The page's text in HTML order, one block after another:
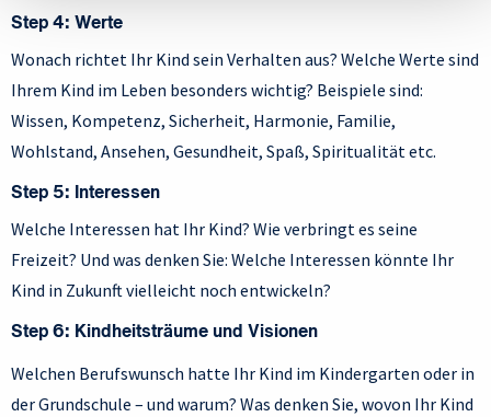
Step 4: Werte
Wonach richtet Ihr Kind sein Verhalten aus? Welche Werte sind
Ihrem Kind im Leben besonders wichtig? Beispiele sind:
Wissen, Kompetenz, Sicherheit, Harmonie, Familie,
Wohlstand, Ansehen, Gesundheit, Spaß, Spiritualität etc.
Step 5: Interessen
Welche Interessen hat Ihr Kind? Wie verbringt es seine
Freizeit? Und was denken Sie: Welche Interessen könnte Ihr
Kind in Zukunft vielleicht noch entwickeln?
Step 6: Kindheitsträume und Visionen
Welchen Berufswunsch hatte Ihr Kind im Kindergarten oder in
der Grundschule – und warum? Was denken Sie, wovon Ihr Kind